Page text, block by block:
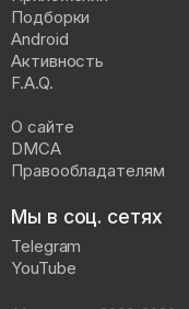
Подборки
Android
Активность
F.A.Q.
О сайте
DMCA
Правообладателям
Мы в соц. сетях
Telegram
YouTube